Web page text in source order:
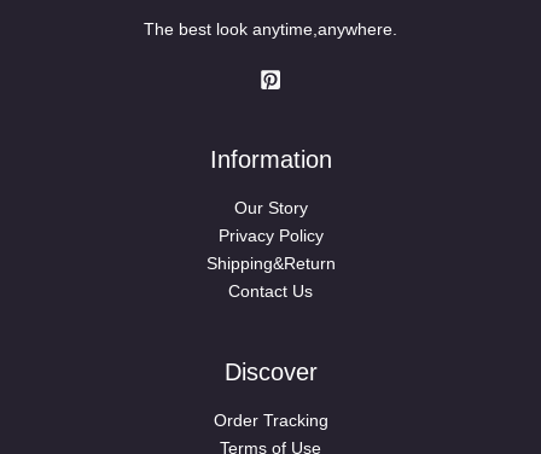
The best look anytime,anywhere.
Information
Our Story
Privacy Policy
Shipping&Return
Contact Us
Discover
Order Tracking
Terms of Use